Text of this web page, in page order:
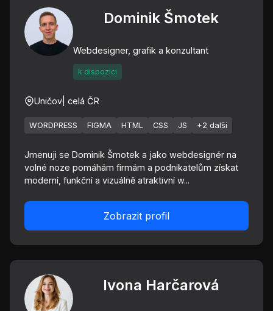
Dominik Šmotek
Webdesigner, grafik a konzultant
k dispozici
Uničov | celá ČR
WORDPRESS FIGMA HTML CSS JS +2 další
Jmenuji se Dominik Šmotek a jako webdesignér na
volné noze pomáhám firmám a podnikatelům získat
moderní, funkční a vizuálně atraktivní w...
Zobrazit profil
Ivona Harčarová